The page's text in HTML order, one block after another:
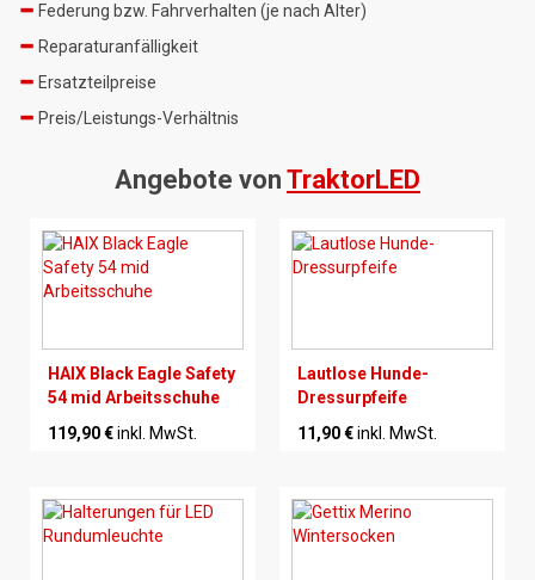
Federung bzw. Fahrverhalten (je nach Alter)
Reparaturanfälligkeit
Ersatzteilpreise
Preis/Leistungs-Verhältnis
Angebote von TraktorLED
HAIX Black Eagle Safety
54 mid Arbeitsschuhe
119,90 €inkl. MwSt.
Lautlose Hunde-
Dressurpfeife
11,90 €inkl. MwSt.